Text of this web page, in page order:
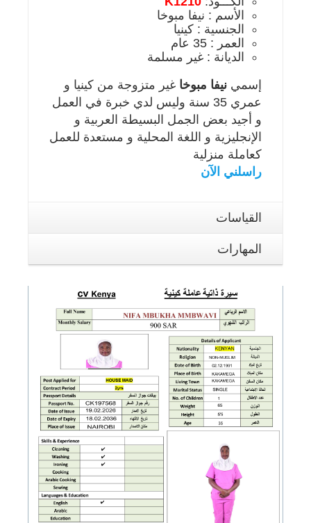
الأسم : نيفا مبوخا
الجنسية : كينيا
العمر : 35 عام
الديانة : غير مسلمة
إسمي نيفا مبوخا غير متزوجة من كينيا و
عمري 35 سنة وليس لدي خبرة في العمل
و أجيد بعض الجمل البسيطة العربية و
الإنجليزية و اللغة المحلية و مستعدة للعمل
كعاملة منزلية
راسلني الآن
القياسات
المهارات